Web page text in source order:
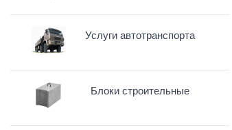
Услуги автотранспорта
Блоки строительные